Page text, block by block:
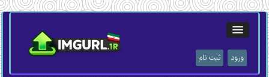
ورود ثبت نام